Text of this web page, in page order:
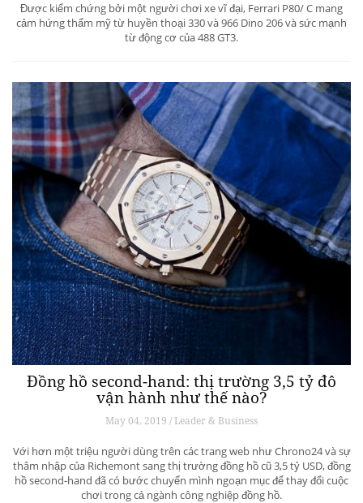
Được kiểm chứng bởi một người chơi xe vĩ đại, Ferrari P80/ C mang
cảm hứng thẩm mỹ từ huyền thoại 330 và 966 Dino 206 và sức mạnh
từ động cơ của 488 GT3.
Đồng hồ second-hand: thị trường 3,5 tỷ đô
vận hành như thế nào?
May 04, 2019 / Leader & Business
Với hơn một triệu người dùng trên các trang web như Chrono24 và sự
thâm nhập của Richemont sang thị trường đồng hồ cũ 3,5 tỷ USD, đồng
hồ second-hand đã có bước chuyển mình ngoạn mục để thay đổi cuộc
chơi trong cả ngành công nghiệp đồng hồ.